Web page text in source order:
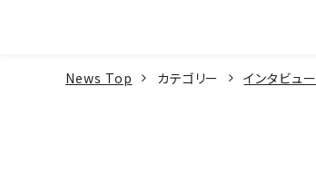
News Top カテゴリー インタビュー